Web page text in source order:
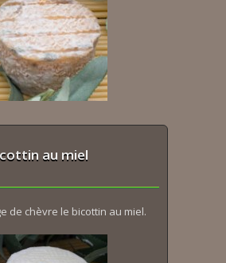
au miel
de chèvre le bicottin au miel.